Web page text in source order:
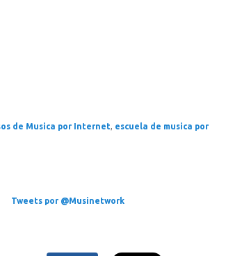
de Musica por Internet, escuela de musica por
Tweets por @Musinetwork